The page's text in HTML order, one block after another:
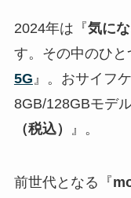
2024年は『気に
す。その中のひと
5G 』。おサイフ
8GB/128GBモデ
（税込）
』。
前世代となる『